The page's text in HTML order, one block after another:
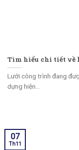
Tìm hiểu chi tiết về
Lưới công trình đang
dựng hiện...
07
Th11